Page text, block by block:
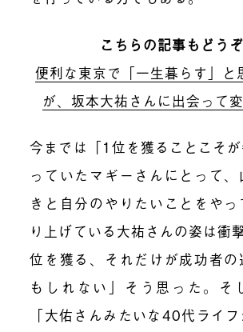
こちらの記事もどうぞ
便利な東京で「一生暮らす」と
が、坂本大祐さんに出会って変
今までは「1位を獲ることこそ
っていたマギーさんにとって
きと自分のやりたいことをや
り上げている大祐さんの姿は衝
位を獲る、それだけが成功者の
もしれない」そう思った。そ
「大佑さんみたいな40代ライ